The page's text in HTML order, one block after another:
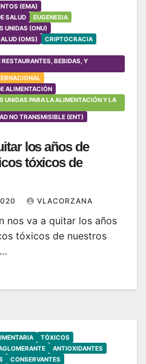
(EMA)
SALUD
EUGENESIA
UNIDAS (ONU)
(OMS)
CRIPTOCRACIA
BEBIDAS, Y
ALIMENTACIÓN
UNIDAS PARA LA ALIMENTACIÓN Y LA
NO TRANSMISIBLE (ENT)
los años de
tóxicos de
VLACORZANA
nos va a quitar los años
tóxicos de nuestros
TÓXICOS
ANTIOXIDANTES
CONSERVANTES